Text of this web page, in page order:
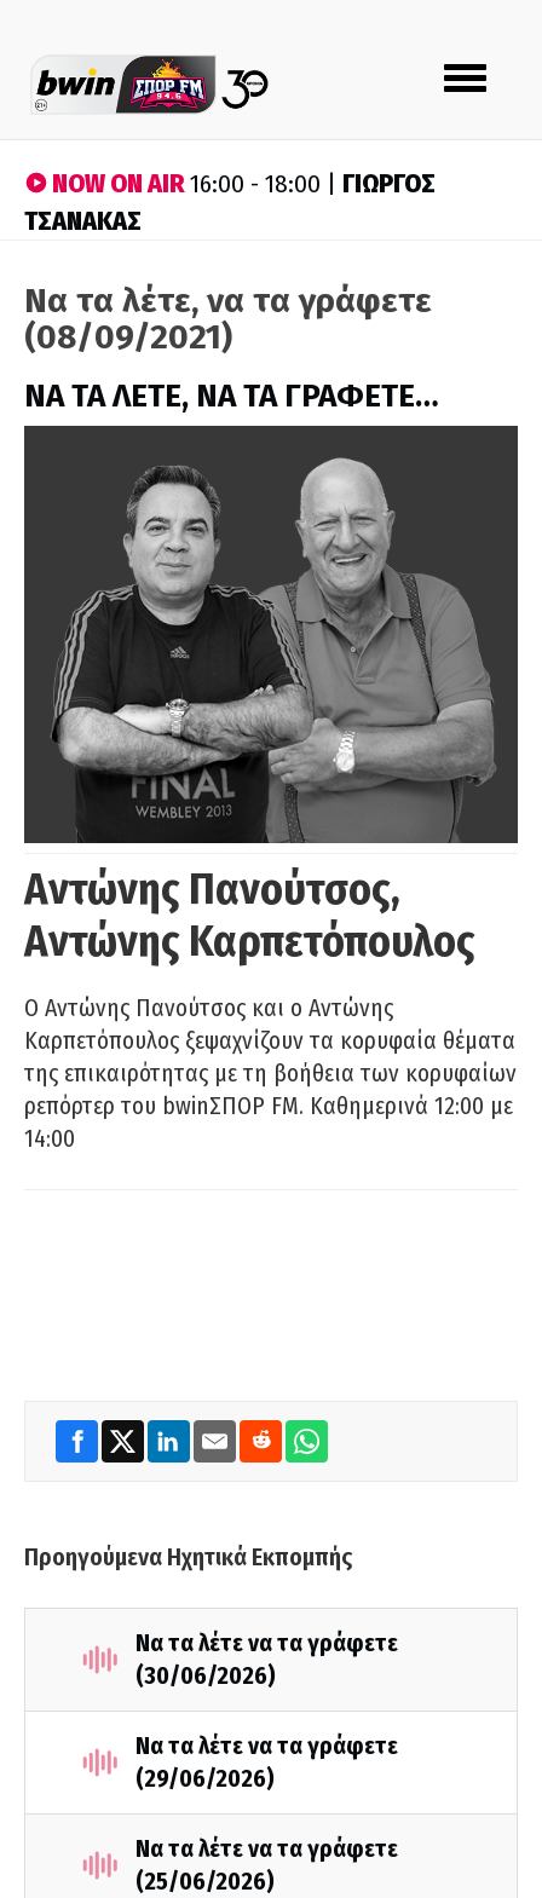
Toggle
navigation
NOW ON AIR16:00 - 18:00 | ΓΙΩΡΓΟΣ
ΤΣΑΝΑΚΑΣ
Να τα λέτε, να τα γράφετε
(08/09/2021)
ΝΑ ΤΑ ΛΕΤΕ, ΝΑ ΤΑ ΓΡΑΦΕΤΕ…
Αντώνης Πανούτσος,
Αντώνης Καρπετόπουλος
Ο Αντώνης Πανούτσος και ο Αντώνης
Καρπετόπουλος ξεψαχνίζουν τα κορυφαία θέματα
της επικαιρότητας με τη βοήθεια των κορυφαίων
ρεπόρτερ του bwinΣΠΟΡ FM. Καθημερινά 12:00 με
14:00
Προηγούμενα Ηχητικά Εκπομπής
Να τα λέτε να τα γράφετε
(30/06/2026)
Να τα λέτε να τα γράφετε
(29/06/2026)
Να τα λέτε να τα γράφετε
(25/06/2026)